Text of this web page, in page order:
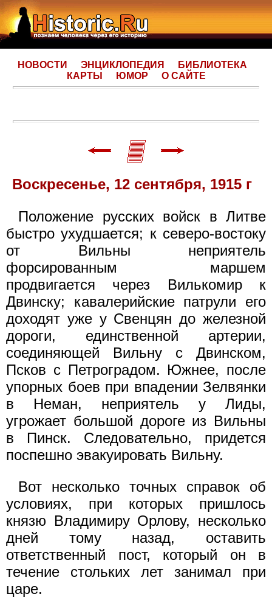
НОВОСТИ ЭНЦИКЛОПЕДИЯ
БИБЛИОТЕКА
КАРТЫ
ЮМОР О САЙТЕ
Воскресенье, 12 сентября, 1915 г
Положение русских войск в Литве
быстро ухудшается; к северо-востоку
от Вильны неприятель
форсированным маршем
продвигается через Вилькомир к
Двинску; кавалерийские патрули его
доходят уже у Свенцян до железной
дороги, единственной артерии,
соединяющей Вильну с Двинском,
Псков с Петроградом. Южнее, после
упорных боев при впадении Зелвянки
в Неман, неприятель у Лиды,
угрожает большой дороге из Вильны
в Пинск. Следовательно, придется
поспешно эвакуировать Вильну.
Вот несколько точных справок об
условиях, при которых пришлось
князю Владимиру Орлову, несколько
дней тому назад, оставить
ответственный пост, который он в
течение стольких лет занимал при
царе.